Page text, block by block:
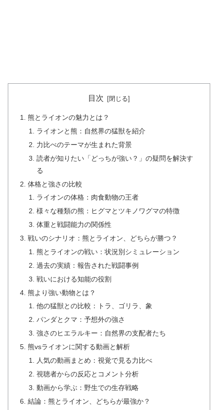
目次
熊とライオンの魅力とは？
ライオンと熊：自然界の猛獣を紹介
力比べのテーマが生まれた背景
読者が知りたい「どっちが強い？」の疑問を解決す
る
体格と強さの比較
ライオンの体格：肉食動物の王者
様々な種類の熊：ヒグマとツキノワグマの特徴
体重と戦闘能力の関係性
戦いのシナリオ：熊とライオン、どちらが勝つ？
熊とライオンの戦い：状況別シミュレーション
過去の実績：報告された戦闘事例
戦いにおける知能の役割
熊より強い動物とは？
他の猛獣との比較：トラ、ゴリラ、象
パンダとクマ：予想外の強さ
強さのヒエラルキー：自然界の支配者たち
熊vsライオンに関する動画と解析
人気の動画まとめ：視覚で見る力比べ
視聴者からの反応とコメント分析
動画から学ぶ：野生での生存戦略
結論：熊とライオン、どちらが最強か？